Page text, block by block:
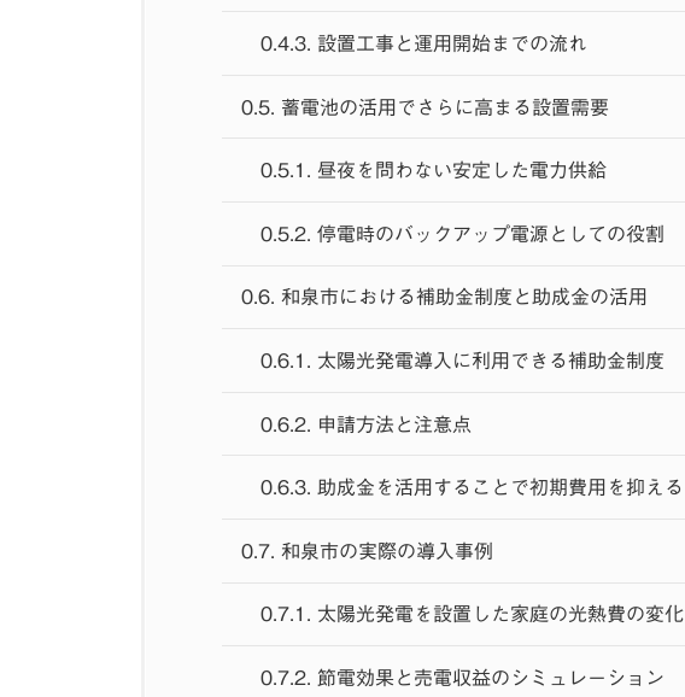
0.4.3. 設置工事と運用開始までの流れ
0.5. 蓄電池の活用でさらに高まる設置需要
0.5.1. 昼夜を問わない安定した電力供給
0.5.2. 停電時のバックアップ電源としての役割
0.6. 和泉市における補助金制度と助成金の活用
0.6.1. 太陽光発電導入に利用できる補助金制度
0.6.2. 申請方法と注意点
0.6.3. 助成金を活用することで初期費用を抑える
0.7. 和泉市の実際の導入事例
0.7.1. 太陽光発電を設置した家庭の光熱費の変化
0.7.2. 節電効果と売電収益のシミュレーション